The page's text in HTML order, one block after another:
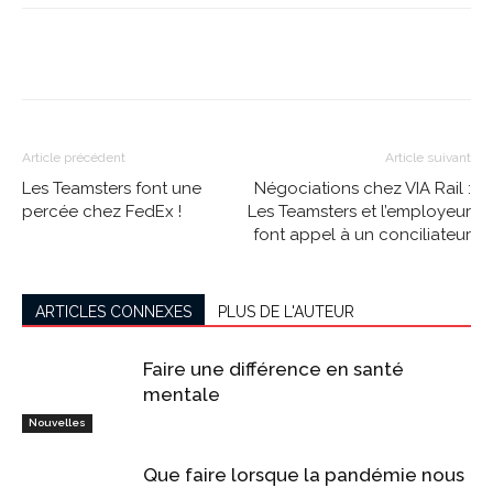
Article précédent
Les Teamsters font une
percée chez FedEx !
Article suivant
Négociations chez VIA Rail :
Les Teamsters et l’employeur
font appel à un conciliateur
ARTICLES CONNEXES PLUS DE L'AUTEUR
Nouvelles
Faire une différence en santé
mentale
Que faire lorsque la pandémie nous